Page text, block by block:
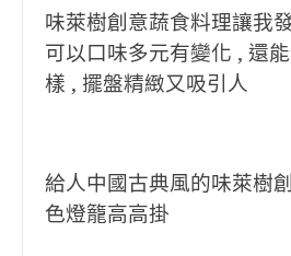
味萊樹創意蔬食料理讓我
可以口味多元有變化 , 還
樣 , 擺盤精緻又吸引人
給人中國古典風的味萊樹
色燈籠高高掛